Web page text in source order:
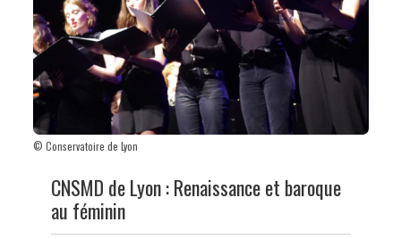
© Conservatoire de Lyon
CNSMD de Lyon : Renaissance et baroque
au féminin